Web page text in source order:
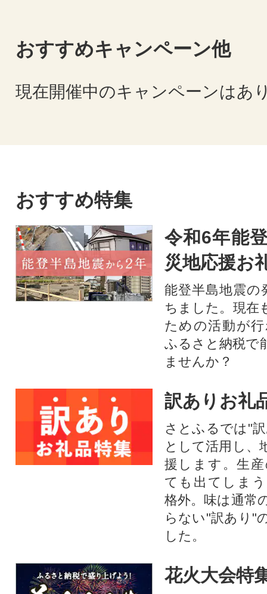
おすすめキャンペーン他
現在開催中のキャンペーンはあ
おすすめ特集
令和6年能
災地応援お
能登半島地震の
ちました。現在
ための活動が
ふるさと納税で
ませんか？
訳ありお礼
さとふるでは"
として活用し、
援します。⽣
ても出てしま
格外。味は通常
らない"訳あり"
した。
花火大会特